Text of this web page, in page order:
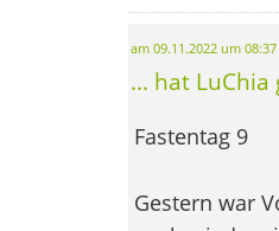
am 09.11.2022 um
... hat LuChia
Fastentag 9
Gestern war